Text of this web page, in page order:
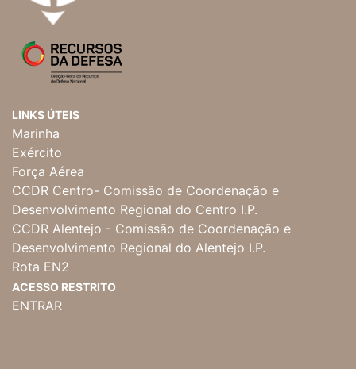
LINKS ÚTEIS
Marinha
Exército
Força Aérea
CCDR Centro- Comissão de Coordenação e
Desenvolvimento Regional do Centro I.P.
CCDR Alentejo - Comissão de Coordenação e
Desenvolvimento Regional do Alentejo I.P.
Rota EN2
ACESSO RESTRITO
ENTRAR